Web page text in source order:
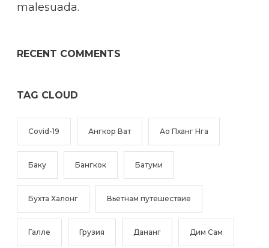
malesuada.
RECENT COMMENTS
TAG CLOUD
Covid-19 Ангкор Ват Ао Пханг Нга
Баку Бангкок Батуми
Бухта Халонг Вьетнам путешествие
Галле Грузия Дананг Дим Сам